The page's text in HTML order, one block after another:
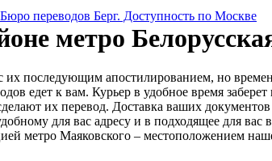
Бюро переводов Берг. Доступность по Москве
метро
их последующим апостилированием, но
едет к вам. Курьер в удобное время
их перевод. Доставка ваших документов
для вас адресу и в подходящее для вас
метро Маяковского – местоположением